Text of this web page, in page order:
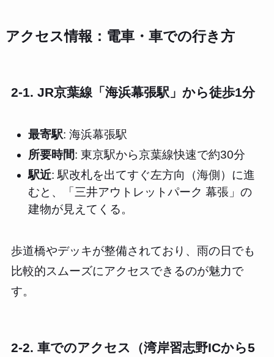
アクセス情報：電車・車での行き方
2-1. JR京葉線「海浜幕張駅」から徒歩1分
最寄駅: 海浜幕張駅
所要時間: 東京駅から京葉線快速で約30分
駅近: 駅改札を出てすぐ左方向（海側）に進
むと、「三井アウトレットパーク 幕張」の
建物が見えてくる。
歩道橋やデッキが整備されており、雨の日でも
比較的スムーズにアクセスできるのが魅力で
す。
2-2. 車でのアクセス（湾岸習志野ICから5